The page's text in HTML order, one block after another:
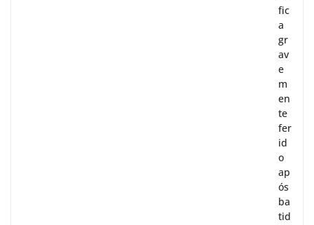
fic
a
gr
av
e
m
en
te
fer
id
o
ap
ós
ba
tid